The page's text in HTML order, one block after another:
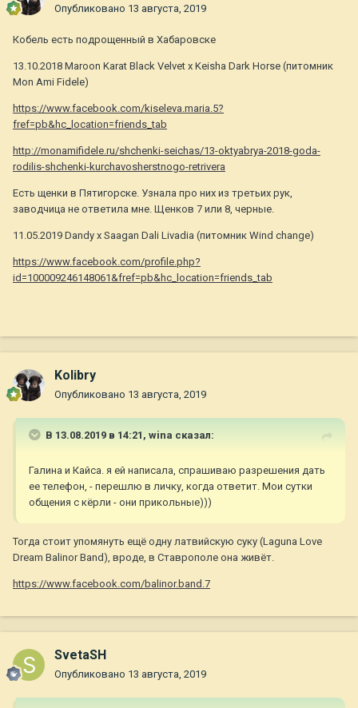
Опубликовано 13 августа, 2019
Кобель есть подрощенный в Хабаровске
13.10.2018 Maroon Karat Black Velvet х Keisha Dark Horse (питомник
Mon Ami Fidele)
https://www.facebook.com/kiseleva.maria.5?
fref=pb&hc_location=friends_tab
http://monamifidele.ru/shchenki-seichas/13-oktyabrya-2018-goda-
rodilis-shchenki-kurchavosherstnogo-retrivera
Есть щенки в Пятигорске. Узнала про них из третьих рук,
заводчица не ответила мне. Щенков 7 или 8, черные.
11.05.2019 Dandy х Saagan Dali Livadia (питомник Wind change)
https://www.facebook.com/profile.php?
id=100009246148061&fref=pb&hc_location=friends_tab
Kolibry
Опубликовано 13 августа, 2019
В 13.08.2019 в 14:21, wina сказал:
Галина и Кайса. я ей написала, спрашиваю разрешения дать
ее телефон, - перешлю в личку, когда ответит. Мои сутки
общения с кёрли - они прикольные)))
Тогда стоит упомянуть ещё одну латвийскую суку (Laguna Love
Dream Balinor Band), вроде, в Ставрополе она живёт.
https://www.facebook.com/balinor.band.7
SvetaSH
Опубликовано 13 августа, 2019